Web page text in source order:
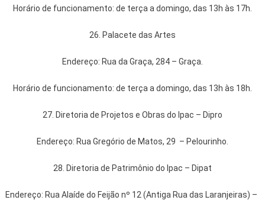
Horário de funcionamento: de terça a domingo, das 13h às 17h.
26. Palacete das Artes
Endereço: Rua da Graça, 284 – Graça.
Horário de funcionamento: de terça a domingo, das 13h às 18h.
27. Diretoria de Projetos e Obras do Ipac – Dipro
Endereço: Rua Gregório de Matos, 29 – Pelourinho.
28. Diretoria de Patrimônio do Ipac – Dipat
Endereço: Rua Alaíde do Feijão nº 12 (Antiga Rua das Laranjeiras) –